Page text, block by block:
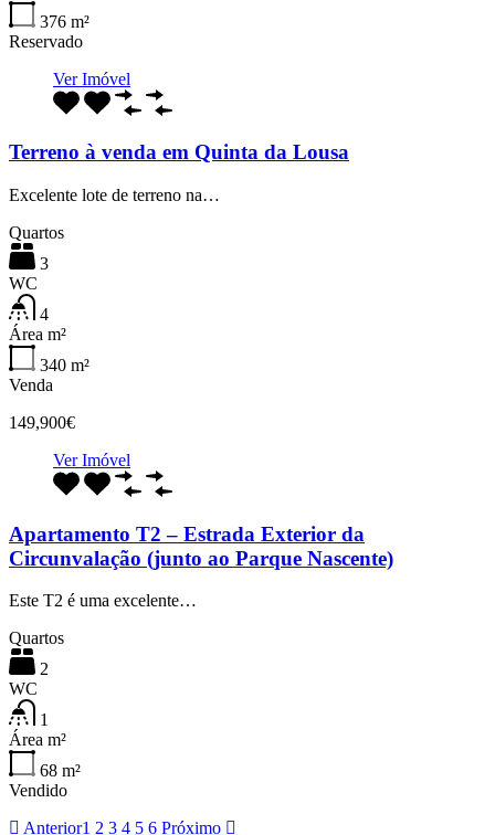
376 m²
Reservado
Ver Imóvel
Terreno à venda em Quinta da Lousa
Excelente lote de terreno na…
Quartos
3
WC
4
Área m²
340 m²
Venda
149,900€
Ver Imóvel
Apartamento T2 – Estrada Exterior da
Circunvalação (junto ao Parque Nascente)
Este T2 é uma excelente…
Quartos
2
WC
1
Área m²
68 m²
Vendido
Anterior1 2 3 4 5 6 Próximo